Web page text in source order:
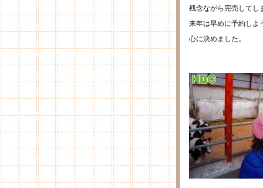
残念ながら完売してし
来年は早めに予約しよ
心に決めました。